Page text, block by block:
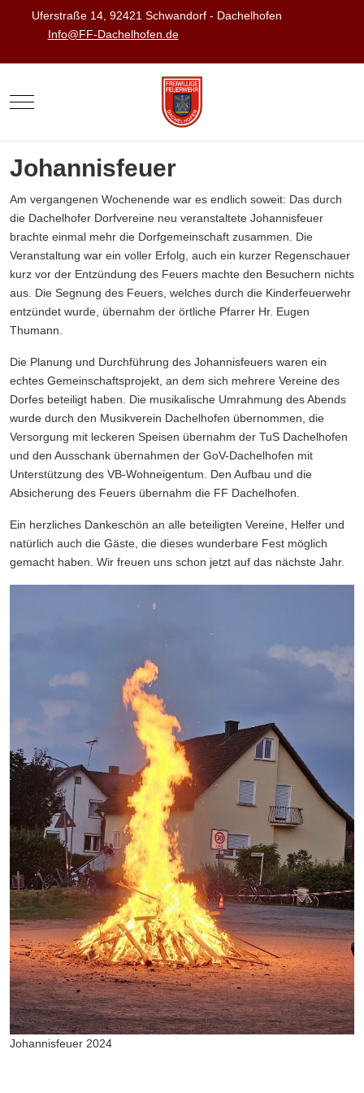
Uferstraße 14, 92421 Schwandorf - Dachelhofen
Info@FF-Dachelhofen.de
Mobile Menu Toggle
Johannisfeuer
Am vergangenen Wochenende war es endlich soweit: Das durch
die Dachelhofer Dorfvereine neu veranstaltete Johannisfeuer
brachte einmal mehr die Dorfgemeinschaft zusammen. Die
Veranstaltung war ein voller Erfolg, auch ein kurzer Regenschauer
kurz vor der Entzündung des Feuers machte den Besuchern nichts
aus. Die Segnung des Feuers, welches durch die Kinderfeuerwehr
entzündet wurde, übernahm der örtliche Pfarrer Hr. Eugen
Thumann.
Die Planung und Durchführung des Johannisfeuers waren ein
echtes Gemeinschaftsprojekt, an dem sich mehrere Vereine des
Dorfes beteiligt haben. Die musikalische Umrahmung des Abends
wurde durch den Musikverein Dachelhofen übernommen, die
Versorgung mit leckeren Speisen übernahm der TuS Dachelhofen
und den Ausschank übernahmen der GoV-Dachelhofen mit
Unterstützung des VB-Wohneigentum. Den Aufbau und die
Absicherung des Feuers übernahm die FF Dachelhofen.
Ein herzliches Dankeschön an alle beteiligten Vereine, Helfer und
natürlich auch die Gäste, die dieses wunderbare Fest möglich
gemacht haben. Wir freuen uns schon jetzt auf das nächste Jahr.
Johannisfeuer 2024